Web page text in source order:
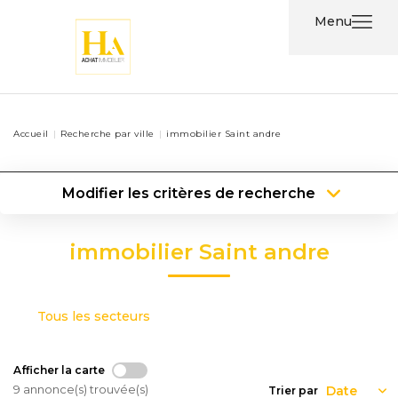
Menu
Nos
Accueil Recherche par ville immobilier Saint andre
Modifier les critères de recherche
Type de bien
Budget max
immobilier Saint andre
Tous les secteurs
Afficher la carte
9 annonce(s) trouvée(s) Trier par